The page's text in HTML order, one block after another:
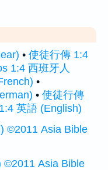
• 使徒行傳 1:4
1:4 西班牙人
•
• 使徒行傳
英語 (English)
©2011 Asia Bible
©2011 Asia Bible